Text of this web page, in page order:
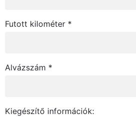
Futott kilométer *
Alvázszám *
Kiegészítő információk: